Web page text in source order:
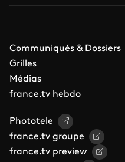
Communiqués & Dossiers
Grilles
Médias
france.tv hebdo
Phototele
france.tv groupe
france.tv preview